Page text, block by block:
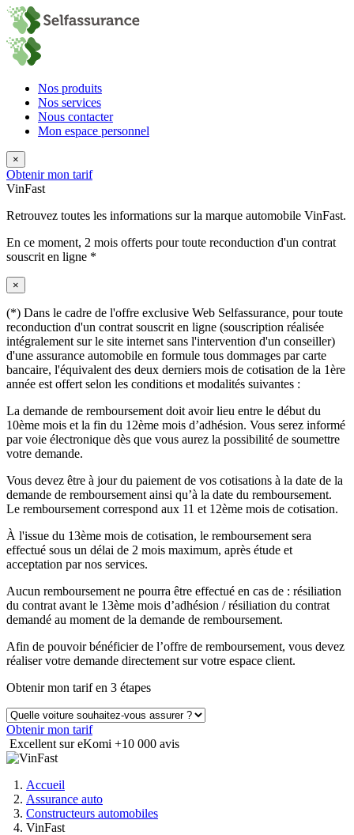
Nos produits
Nos services
Nous contacter
Mon espace personnel
×
Obtenir mon tarif
VinFast
Retrouvez toutes les informations sur la marque automobile VinFast.
En ce moment, 2 mois offerts pour toute reconduction d'un contrat
souscrit en ligne *
×
(*) Dans le cadre de l'offre exclusive Web Selfassurance, pour toute
reconduction d'un contrat souscrit en ligne (souscription réalisée
intégralement sur le site internet sans l'intervention d'un conseiller)
d'une assurance automobile en formule tous dommages par carte
bancaire, l'équivalent des deux derniers mois de cotisation de la 1ère
année est offert selon les conditions et modalités suivantes :
La demande de remboursement doit avoir lieu entre le début du
10ème mois et la fin du 12ème mois d’adhésion. Vous serez informé
par voie électronique dès que vous aurez la possibilité de soumettre
votre demande.
Vous devez être à jour du paiement de vos cotisations à la date de la
demande de remboursement ainsi qu’à la date du remboursement.
Le remboursement correspond aux 11 et 12ème mois de cotisation.
À l'issue du 13ème mois de cotisation, le remboursement sera
effectué sous un délai de 2 mois maximum, après étude et
acceptation par nos services.
Aucun remboursement ne pourra être effectué en cas de : résiliation
du contrat avant le 13ème mois d’adhésion / résiliation du contrat
demandé au moment de la demande de remboursement.
Afin de pouvoir bénéficier de l’offre de remboursement, vous devez
réaliser votre demande directement sur votre espace client.
Obtenir mon tarif en 3 étapes
Obtenir mon tarif
Excellent sur eKomi +10 000 avis
Accueil
Assurance auto
Constructeurs automobiles
VinFast